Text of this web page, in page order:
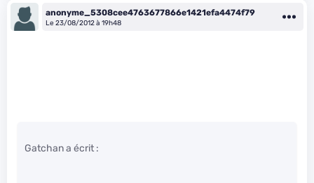
anonyme_5308cee4763677866e1421efa4474f79
Le 23/08/2012 à 19h48
Gatchan a écrit :